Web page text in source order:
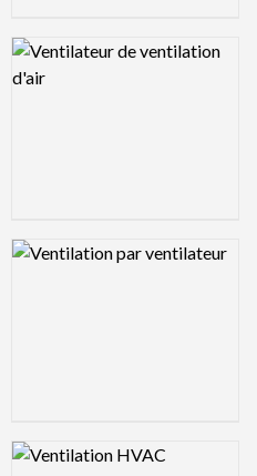
Logo Preview Image
Logo Preview Image
Logo Preview Image